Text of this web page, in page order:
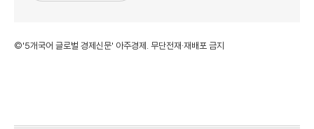
©'5개국어 글로벌 경제신문' 아주경제. 무단전재·재배포 금지